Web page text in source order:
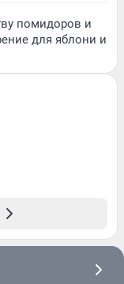
помидоров и
для яблони и